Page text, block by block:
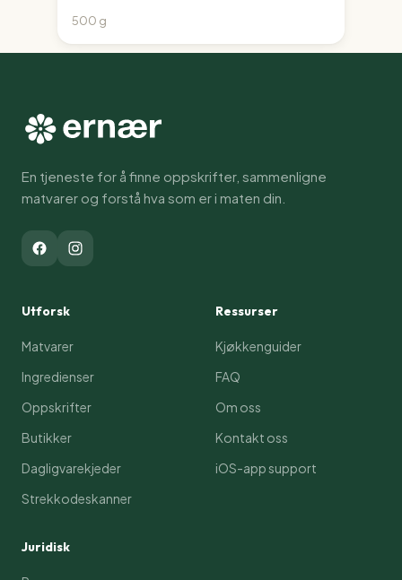
500 g
En tjeneste for å finne oppskrifter, sammenligne
matvarer og forstå hva som er i maten din.
Utforsk
Matvarer
Ingredienser
Oppskrifter
Butikker
Dagligvarekjeder
Strekkodeskanner
Ressurser
Kjøkkenguider
FAQ
Om oss
Kontakt oss
iOS-app support
Juridisk